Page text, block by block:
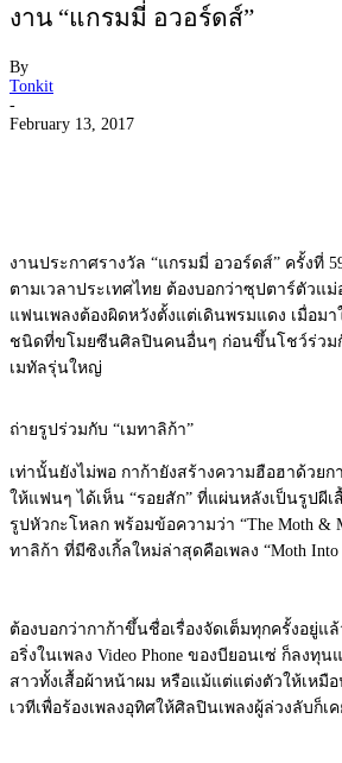
งาน “แกรมมี่ อวอร์ดส์”
By
Tonkit
-
February 13, 2017
งานประกาศรางวัล “แกรมมี่ อวอร์ดส์” ครั้งที่
ตามเวลาประเทศไทย ต้องบอกว่าซุปตาร์ตัวแม่
แฟนเพลงต้องผิดหวังตั้งแต่เดินพรมแดง เมื่อม
ชนิดที่ขโมยซีนศิลปินคนอื่นๆ ก่อนขึ้นโชว์ร่วมกั
เมทัลรุ่นใหญ่
ถ่ายรูปร่วมกับ “เมทาลิก้า”
เท่านั้นยังไม่พอ กาก้ายังสร้างความฮือฮาด้วย
ให้แฟนๆ ได้เห็น “รอยสัก” ที่แผ่นหลังเป็นรูปผี
รูปหัวกะโหลก พร้อมข้อความว่า “The Moth &
ทาลิก้า ที่มีซิงเกิ้ลใหม่ล่าสุดคือเพลง “Moth Into
ต้องบอกว่ากาก้าขึ้นชื่อเรื่องจัดเต็มทุกครั้งอยู่แ
อริ่งในเพลง Video Phone ของบียอนเซ่ ก็ลงทุ
สาวทั้งเสื้อผ้าหน้าผม หรือแม้แต่แต่งตัวให้เหมื
เวทีเพื่อร้องเพลงอุทิศให้ศิลปินเพลงผู้ล่วงลับก็เ